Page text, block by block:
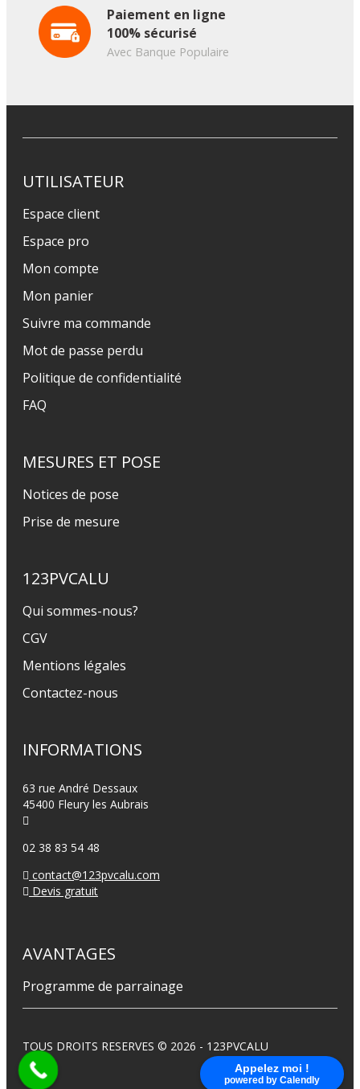
Appelez moi !
powered by Calendly
Paiement en ligne
100% sécurisé
Avec Banque Populaire
UTILISATEUR
Espace client
Espace pro
Mon compte
Mon panier
Suivre ma commande
Mot de passe perdu
Politique de confidentialité
FAQ
MESURES ET POSE
Notices de pose
Prise de mesure
123PVCALU
Qui sommes-nous?
CGV
Mentions légales
Contactez-nous
INFORMATIONS
63 rue André Dessaux
45400 Fleury les Aubrais
02 38 83 54 48
contact@123pvcalu.com
Devis gratuit
AVANTAGES
Programme de parrainage
TOUS DROITS RESERVES © 2026 - 123PVCALU